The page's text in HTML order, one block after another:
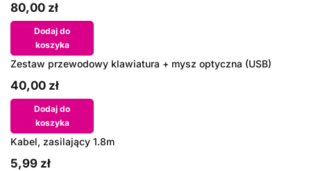
80,00 zł
Dodaj do
koszyka
Zestaw przewodowy klawiatura + mysz optyczna (USB)
40,00 zł
Dodaj do
koszyka
Kabel, zasilający 1.8m
5,99 zł